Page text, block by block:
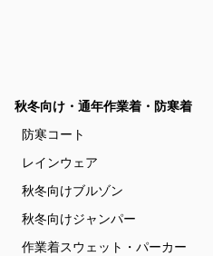
秋冬向け・通年作業着・防寒着
防寒コート
レインウェア
秋冬向けブルゾン
秋冬向けジャンパー
作業着スウェット・パーカー